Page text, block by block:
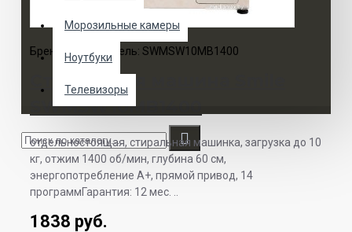
Морозильные камеры
Ноутбуки
Телевизоры
Бренд: Smile Модель: SWMSW10MB1400
Стиральная машина Smile
SWMSW10MB1400
отдельностоящая, стиральная машинка, загрузка до 10
кг, отжим 1400 об/мин, глубина 60 см,
энергопотребление A+, прямой привод, 14
программГарантия: 12 мес. ..
1838 руб.